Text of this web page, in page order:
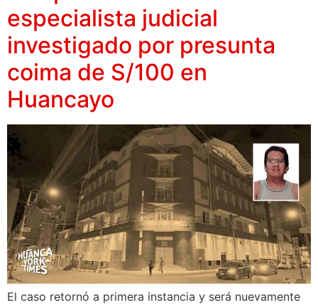
especialista judicial
investigado por presunta
coima de S/100 en
Huancayo
El caso retornó a primera instancia y será nuevamente